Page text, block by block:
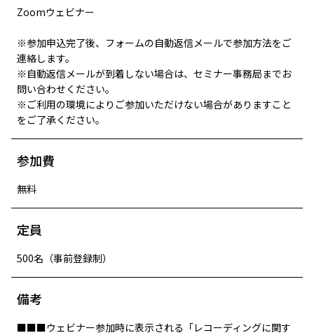
Zoomウェビナー
※参加申込完了後、フォームの自動返信メールで参加方法をご
連絡します。
※自動返信メールが到着しない場合は、セミナー事務局までお
問い合わせください。
※ご利用の環境によりご参加いただけない場合がありますこと
をご了承ください。
参加費
無料
定員
500名（事前登録制）
備考
■■■ウェビナー参加時に表示される「レコーディングに関す